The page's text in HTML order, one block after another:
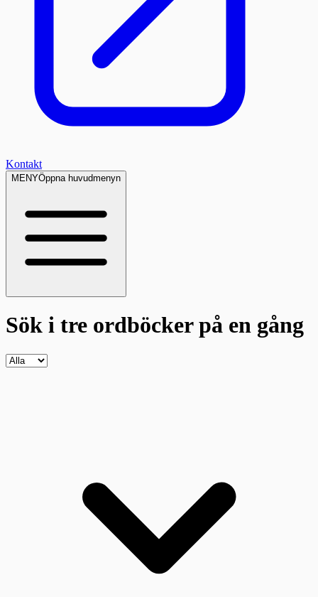
Kontakt
MENYÖppna huvudmenyn
Sök i tre ordböckerpå en gång